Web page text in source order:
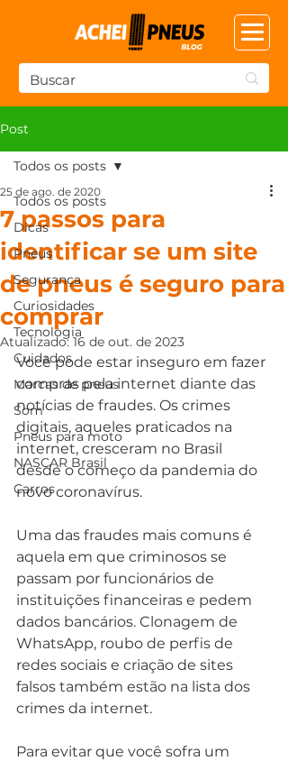
Post
Todos os posts
Dicas
Pneus
Segurança
Curiosidades
Tecnologia
Cuidados
Marcas de pneus
Som
Pneus para moto
NASCAR Brasil
Carros
Todos os posts
7 passos para
identificar se um site
de pneus é seguro para
comprar
25 de ago. de 2020
Atualizado:16 de out. de 2023
Você pode estar inseguro em fazer
compras pela internet diante das
notícias de fraudes. Os crimes
digitais, aqueles praticados na
internet, cresceram no Brasil
desde o começo da pandemia do
novo coronavírus.
Uma das fraudes mais comuns é
aquela em que criminosos se
passam por funcionários de
instituições financeiras e pedem
dados bancários. Clonagem de
WhatsApp, roubo de perfis de
redes sociais e criação de sites
falsos também estão na lista dos
crimes da internet.
Para evitar que você sofra um